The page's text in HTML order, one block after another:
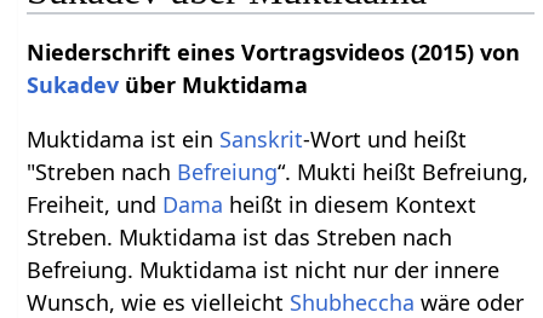
Niederschrift eines Vortragsvideos (2015) von
Sukadev über Muktidama
Muktidama ist ein Sanskrit-Wort und heißt
"Streben nach Befreiung“. Mukti heißt Befreiung,
Freiheit, und Dama heißt in diesem Kontext
Streben. Muktidama ist das Streben nach
Befreiung. Muktidama ist nicht nur der innere
Wunsch, wie es vielleicht Shubheccha wäre oder